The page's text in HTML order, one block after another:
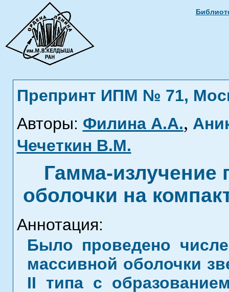
Препринт ИПМ № 71,
Авторы: Филина А.А.,
Чечеткин В.М.
Гамма-излучение
оболочки на
Аннотация:
Было проведено
массивной оболочки
II типа с